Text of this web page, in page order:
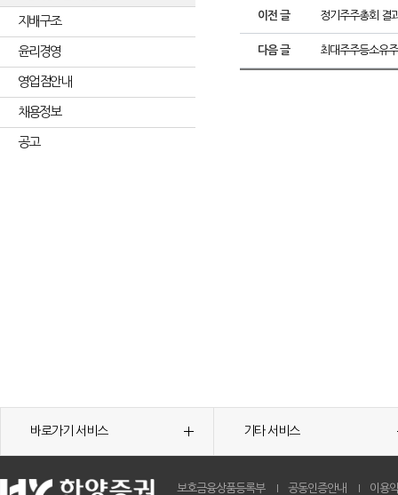
지배구조
윤리경영
영업점안내
채용정보
공고
이전 글 정기주주총회 결
다음 글 최대주주등소유
바로가기 서비스 기타 서비스
보호금융상품등록부 공동인증안내 이용